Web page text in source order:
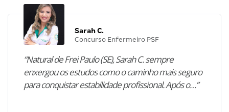
Sarah C.
Concurso Enfermeiro PSF
“Natural de Frei Paulo (SE), Sarah C. sempre
enxergou os estudos como o caminho mais seguro
para conquistar estabilidade profissional. Após o…”